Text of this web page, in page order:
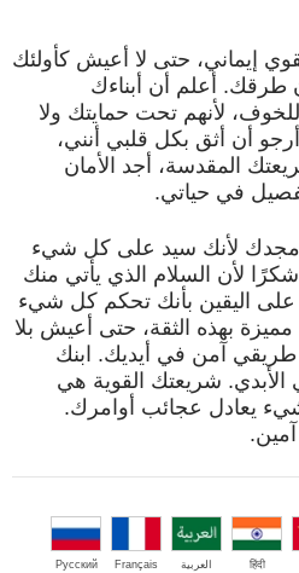
إيماني، حتى لا أعيش كأولئك
طرقك. أعلم أن أبناءك
لأنهم تحت حمايتك ولا
أن أثق بكل قلبي أنني،
المقدسة، أجد الأمان
في حياتي.
وأمجدك لأنك سيد على كل شيء
لأن السلام الذي يأتي منك
اليقين بأنك تحكم كل شيء
بهذه الثقة، حتى أعيش بلا
آمن في أيديك. ابنك
شريعتك القوية هي
شيء يعادل عجائب أوامرك.
हिंदी العربية Français
Русский